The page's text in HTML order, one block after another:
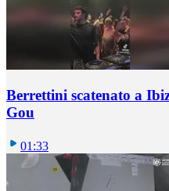
Berrettini scatenato a
Gou
01:33